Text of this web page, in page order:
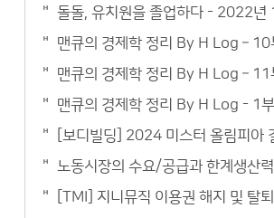
돌돌, 유치원을 졸업하다 - 2022년
맨큐의 경제학 정리 By H Log – 10
맨큐의 경제학 정리 By H Log – 11
맨큐의 경제학 정리 By H Log - 1
[보디빌딩] 2024 미스터 올림피아
노동시장의 수요/공급과 한계생산
[TMI] 지니뮤직 이용권 해지 및 탈